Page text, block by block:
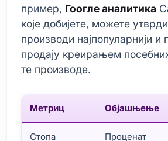
пример, Гоогле аналитика
које добијете, можете
производи најпопуларнији и
продају креирањем
те производе.
Метриц Објашњење
Стопа
Проценат